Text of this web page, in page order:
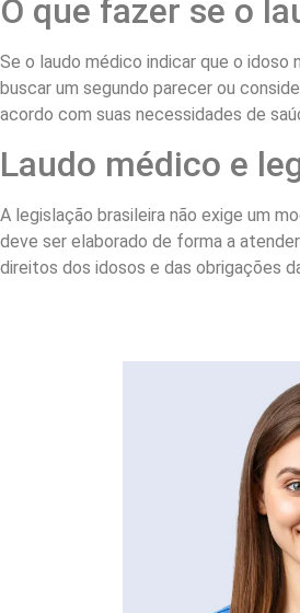
O que fazer se o
Se o laudo médico indicar que o idoso
buscar um segundo parecer ou
acordo com suas necessidades de
Laudo médico e
A legislação brasileira não exige um
deve ser elaborado de forma a
direitos dos idosos e das obrigações